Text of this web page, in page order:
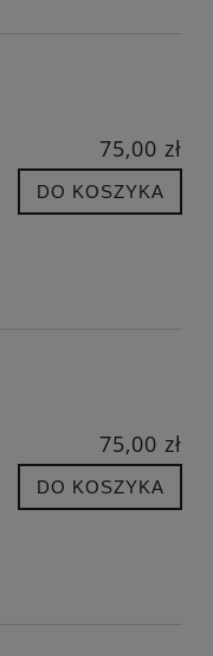
75,00 zł
DO KOSZYKA
75,00 zł
DO KOSZYKA